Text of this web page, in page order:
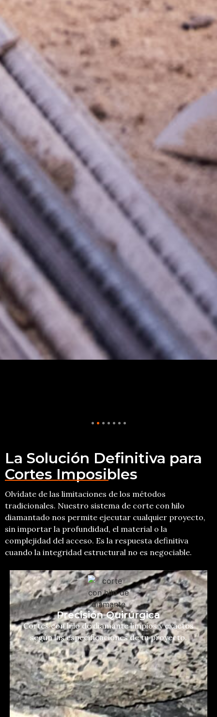
La Solución Definitiva para
Cortes Imposibles
Olvídate de las limitaciones de los métodos
tradicionales. Nuestro sistema de corte con hilo
diamantado nos permite ejecutar cualquier proyecto,
sin importar la profundidad, el material o la
complejidad del acceso. Es la respuesta definitiva
cuando la integridad estructural no es negociable.
Precisión Quirúrgica
Cortes con hilo de diamante limpios y exactos
según las especificaciones de tu proyecto.